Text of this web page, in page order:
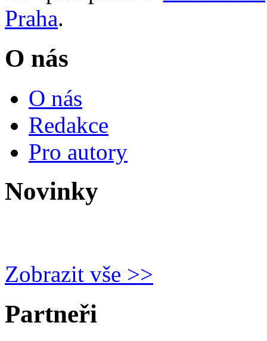
Praha.
O nás
O nás
Redakce
Pro autory
Novinky
Zobrazit vše >>
Partneři